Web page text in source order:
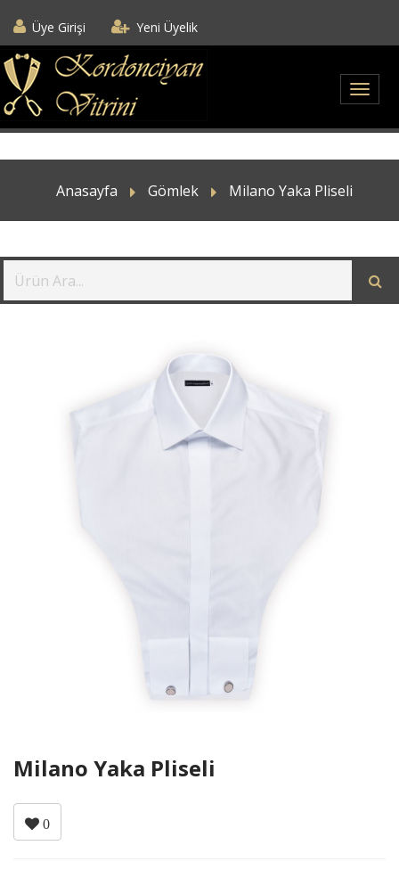
Üye Girişi Yeni Üyelik
Anasayfa Gömlek Milano Yaka Pliseli
Milano Yaka Pliseli
0